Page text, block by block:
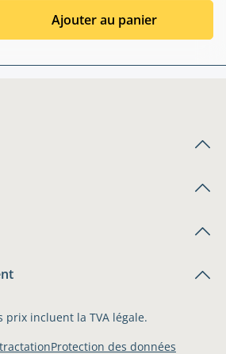
Ajouter au panier
prix incluent la TVA légale.
Protection des données